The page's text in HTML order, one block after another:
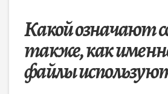
Какой означают
также, как
файлы